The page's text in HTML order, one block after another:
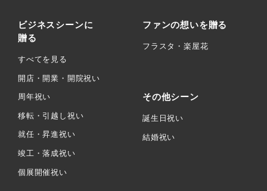
ビジネスシーンに
贈る
すべてを見る
開店・開業・開院祝い
周年祝い
移転・引越し祝い
就任・昇進祝い
竣工・落成祝い
個展開催祝い
ファンの想いを贈る
フラスタ・楽屋花
その他シーン
誕生日祝い
結婚祝い